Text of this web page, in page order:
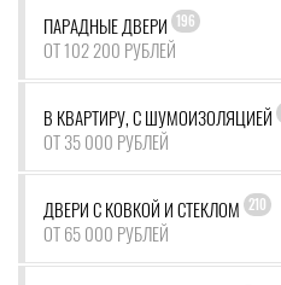
ПАРАДНЫЕ ДВЕРИ 196
ОТ 102 200 РУБЛЕЙ
В КВАРТИРУ, С ШУМОИЗОЛЯЦИЕЙ
ОТ 35 000 РУБЛЕЙ
ДВЕРИ С КОВКОЙ И СТЕКЛОМ 210
ОТ 65 000 РУБЛЕЙ